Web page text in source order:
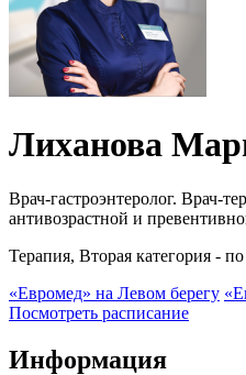
Лиханова
Врач-гастроэнтеролог. Врач-
антивозрастной и
Терапия, Вторая категория -
«Евромед» на Левом берегу
Посмотреть расписание
Информация